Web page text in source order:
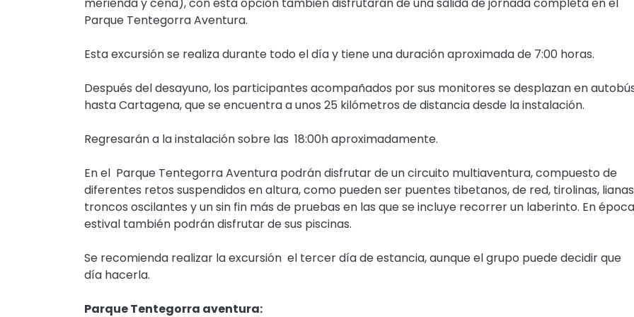
Parque Tentegorra Aventura.
Esta excursión se realiza durante todo el día y tiene una duración aproximada de 7:00 horas.
Después del desayuno, los participantes acompañados por sus monitores se desplazan en
hasta Cartagena, que se encuentra a unos 25 kilómetros de distancia desde la instalación.
Regresarán a la instalación sobre las 18:00h aproximadamente.
En el Parque Tentegorra Aventura podrán disfrutar de un circuito multiaventura, compuesto de
diferentes retos suspendidos en altura, como pueden ser puentes tibetanos, de red, tirolinas,
troncos oscilantes y un sin fin más de pruebas en las que se incluye recorrer un laberinto. En época
estival también podrán disfrutar de sus piscinas.
Se recomienda realizar la excursión el tercer día de estancia, aunque el grupo puede decidir que
día hacerla.
Parque Tentegorra aventura: